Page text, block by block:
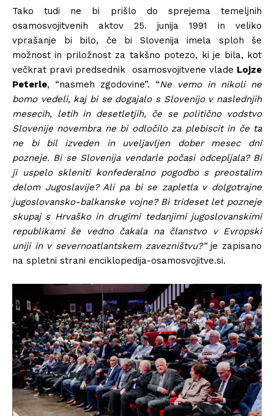
Tako tudi ne bi prišlo do sprejema temeljnih
osamosvojitvenih aktov 25. junija 1991 in veliko
vprašanje bi bilo, če bi Slovenija imela sploh še
možnost in priložnost za takšno potezo, ki je bila, kot
večkrat pravi predsednik osamosvojitvene vlade Lojze
Peterle, “nasmeh zgodovine”. “Ne vemo in nikoli ne
bomo vedeli, kaj bi se dogajalo s Slovenijo v naslednjih
mesecih, letih in desetletjih, če se politično vodstvo
Slovenije novembra ne bi odločilo za plebiscit in če ta
ne bi bil izveden in uveljavljen dober mesec dni
pozneje. Bi se Slovenija vendarle počasi odcepljala? Bi
ji uspelo skleniti konfederalno pogodbo s preostalim
delom Jugoslavije? Ali pa bi se zapletla v dolgotrajne
jugoslovansko-balkanske vojne? Bi trideset let pozneje
skupaj s Hrvaško in drugimi tedanjimi jugoslovanskimi
republikami še vedno čakala na članstvo v Evropski
uniji in v severnoatlantskem zavezništvu?”je zapisano
na spletni strani enciklopedija-osamosvojitve.si.